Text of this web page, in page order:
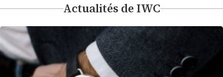
Actualités de IWC